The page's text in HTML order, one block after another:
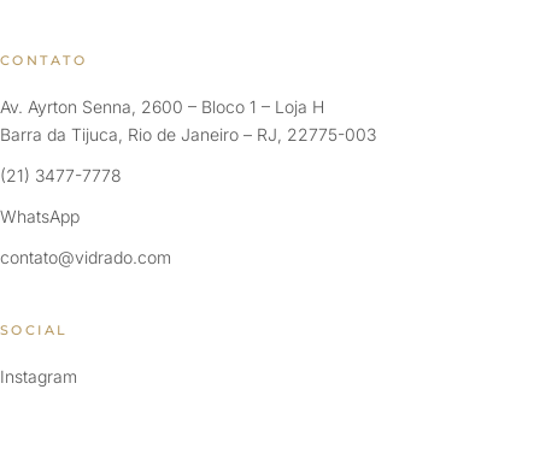
CONTATO
Av. Ayrton Senna, 2600 – Bloco 1 – Loja H
Barra da Tijuca, Rio de Janeiro – RJ, 22775-003
(21) 3477-7778
WhatsApp
contato@vidrado.com
SOCIAL
Instagram